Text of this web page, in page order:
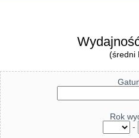
(średni
Rok
-